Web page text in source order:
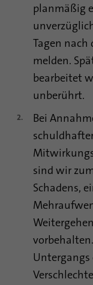
planmäßig
Tagen
melden.
bearbeitet
unberührt.
Bei
sind wir
Schadens,
Untergangs
Name
Anbieter